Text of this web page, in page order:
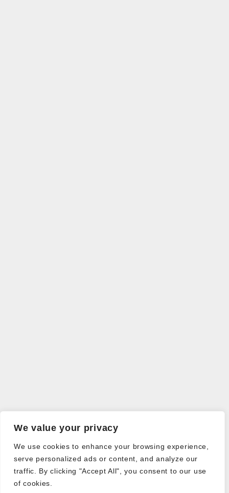
We value your privacy
We use cookies to enhance your browsing experience,
serve personalized ads or content, and analyze our
traffic. By clicking "Accept All", you consent to our use
of cookies.